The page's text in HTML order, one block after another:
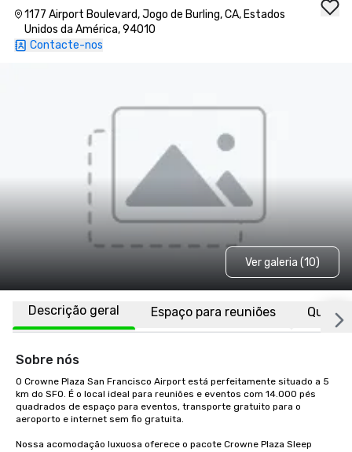
1177 Airport Boulevard, Jogo de Burling, CA, Estados
Unidos da América, 94010
Contacte-nos
Ver galeria (10)
Descrição geral Espaço para reuniões
Sobre nós
O Crowne Plaza San Francisco Airport está perfeitamente situado a 5
km do SFO. É o local ideal para reuniões e eventos com 14.000 pés
quadrados de espaço para eventos, transporte gratuito para o
aeroporto e internet sem fio gratuita.
Nossa acomodação luxuosa oferece o pacote Crowne Plaza Sleep